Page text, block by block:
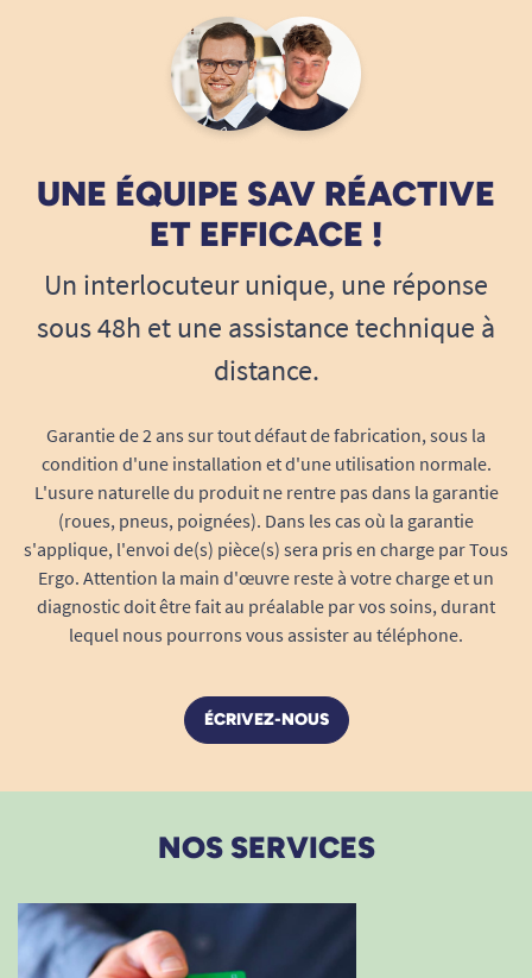
UNE ÉQUIPE SAV RÉACTIVE
ET EFFICACE !
Un interlocuteur unique, une réponse
sous 48h et une assistance technique à
distance.
Garantie de 2 ans sur tout défaut de fabrication, sous la
condition d'une installation et d'une utilisation normale.
L'usure naturelle du produit ne rentre pas dans la garantie
(roues, pneus, poignées). Dans les cas où la garantie
s'applique, l'envoi de(s) pièce(s) sera pris en charge par Tous
Ergo. Attention la main d'œuvre reste à votre charge et un
diagnostic doit être fait au préalable par vos soins, durant
lequel nous pourrons vous assister au téléphone.
ÉCRIVEZ-NOUS
NOS SERVICES